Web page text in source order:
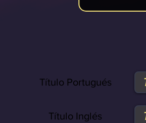
Título Portugués
Título Inglés